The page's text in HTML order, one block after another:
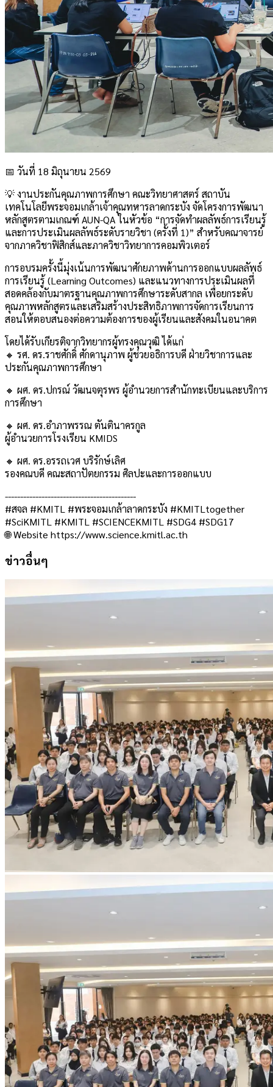
📅 วันที่ 18 มิถุนายน 2569
💡 งานประกันคุณภาพการศึกษา คณะวิทยาศาสตร์ สถาบัน
เทคโนโลยีพระจอมเกล้าเจ้าคุณทหารลาดกระบัง จัดโครงการพัฒนา
หลักสูตรตามเกณฑ์ AUN-QA ในหัวข้อ “การจัดทำผลลัพธ์การเรียนรู้
และการประเมินผลลัพธ์ระดับรายวิชา (ครั้งที่ 1)” สำหรับคณาจารย์
จากภาควิชาฟิสิกส์และภาควิชาวิทยาการคอมพิวเตอร์
การอบรมครั้งนี้มุ่งเน้นการพัฒนาศักยภาพด้านการออกแบบผลลัพธ์
การเรียนรู้ (Learning Outcomes) และแนวทางการประเมินผลที่
สอดคล้องกับมาตรฐานคุณภาพการศึกษาระดับสากล เพื่อยกระดับ
คุณภาพหลักสูตรและเสริมสร้างประสิทธิภาพการจัดการเรียนการ
สอนให้ตอบสนองต่อความต้องการของผู้เรียนและสังคมในอนาคต
โดยได้รับเกียรติจากวิทยากรผู้ทรงคุณวุฒิ ได้แก่
🔸 รศ. ดร.ราชศักดิ์ ศักดานุภาพ ผู้ช่วยอธิการบดี ฝ่ายวิชาการและ
ประกันคุณภาพการศึกษา
🔸 ผศ. ดร.ปกรณ์ วัฒนจตุรพร ผู้อำนวยการสำนักทะเบียนและบริการ
การศึกษา
🔸 ผศ. ดร.อำภาพรรณ ตันตินาครกูล
ผู้อำนวยการโรงเรียน KMIDS
🔸 ผศ. ดร.อรรถเวศ บริรักษ์เลิศ
รองคณบดี คณะสถาปัตยกรรม ศิลปะและการออกแบบ
-------------------------------------------
#สจล #KMITL #พระจอมเกล้าลาดกระบัง #KMITLtogether
#SciKMITL #KMITL #SCIENCEKMITL #SDG4 #SDG17
🌐 Website https://www.science.kmitl.ac.th
ข่าวอื่นๆ